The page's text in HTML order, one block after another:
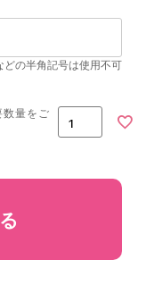
どの半角記号は使用不可